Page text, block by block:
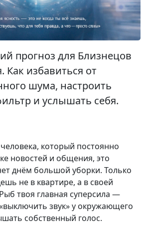
прогноз для Близнецов
Как избавиться от
шума, настроить
и услышать себя.
который постоянно
новостей и общения, это
днём большой уборки. Только
не в квартире, а в своей
твоя главная суперсила —
звук» у окружающего
собственный голос.